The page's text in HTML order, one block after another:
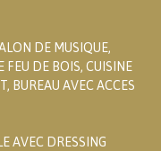
DE MUSIQUE,
FEU DE BOIS, CUISINE
BUREAU AVEC ACCES
AVEC DRESSING